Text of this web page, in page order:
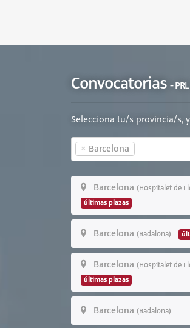
Convocatorias -
Selecciona tu/s provincia/s,
× Barcelona
Barcelona (Hospitalet de
últimas plazas
Barcelona (Badalona)
Barcelona (Hospitalet de
últimas plazas
Barcelona (Badalona)